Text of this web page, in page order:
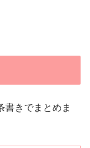
書きでまとめま